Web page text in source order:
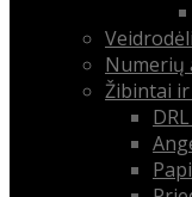
Numerių
Žibintai